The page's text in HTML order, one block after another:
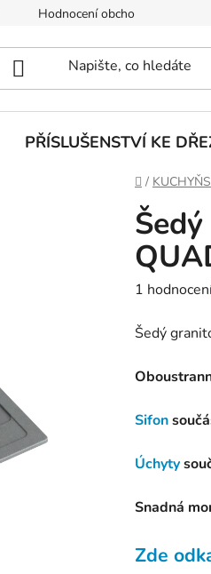
Hodnocení obchodu
PŘÍSLUŠENSTVÍ KE
Domů
/
Průměrné
produktu
5,0
hvězdiček.
1
Šedý
Sifon
Úchyty
Snadná
Zde